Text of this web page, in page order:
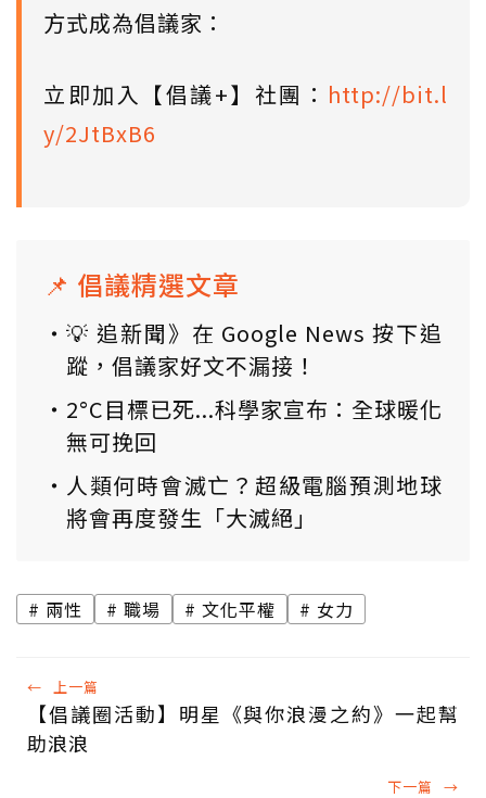
方式成為倡議家：
立即加入【倡議+】社團： http://bit.l
y/2JtBxB6
📌 倡議精選文章
💡 追新聞》在 Google News 按下追
蹤，倡議家好文不漏接！
2°C目標已死...科學家宣布：全球暖化
無可挽回
人類何時會滅亡？超級電腦預測地球
將會再度發生「大滅絕」
兩性 職場 文化平權 女力
← 上一篇
【倡議圈活動】明星《與你浪漫之約》一起幫
助浪浪
下一篇 →